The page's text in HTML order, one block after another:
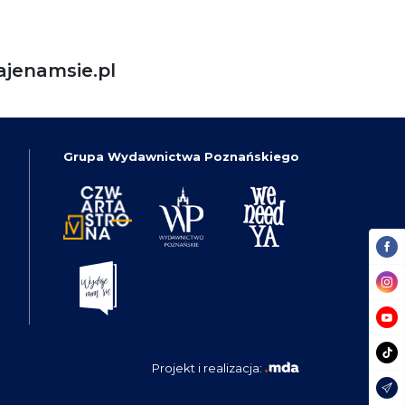
Grupa Wydawnictwa Poznańskiego
Projekt i realizacja: